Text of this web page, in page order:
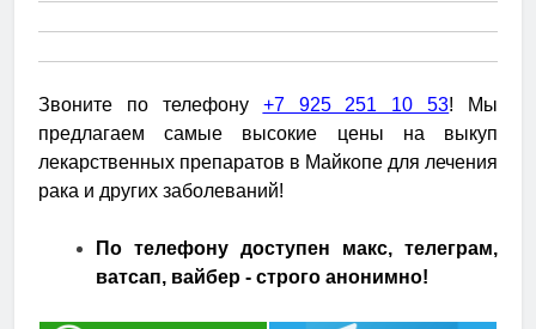
Звоните по телефону +7 925 251 10 53! Мы
предлагаем самые высокие цены на выкуп
лекарственных препаратов в Майкопе для лечения
рака и других заболеваний!
По телефону доступен макс, телеграм,
ватсап, вайбер - строго анонимно!